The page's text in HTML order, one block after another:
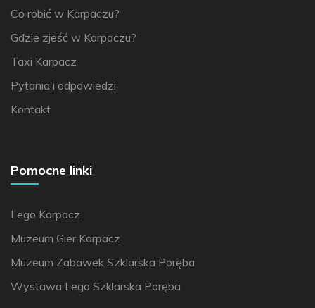
Co robić w Karpaczu?
Gdzie zjeść w Karpaczu?
Taxi Karpacz
Pytania i odpowiedzi
Kontakt
Pomocne linki
Lego Karpacz
Muzeum Gier Karpacz
Muzeum Zabawek Szklarska Poręba
Wystawa Lego Szklarska Poręba